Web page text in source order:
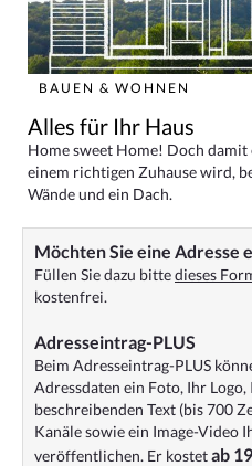
BAUEN & WOHNEN
Alles für Ihr Haus
Home sweet Home! Doch
einem richtigen Zuhause wird,
Wände und ein Dach.
Möchten Sie eine Adresse
Füllen Sie dazu bittedieses
kostenfrei.
Adresseintrag-PLUS
Beim Adresseintrag-PLUS
Adressdaten ein Foto, Ihr
beschreibenden Text (bis 700
Kanäle sowie ein Image-Video
veröffentlichen. Er kostetab